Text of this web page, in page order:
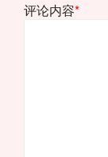
评论内容*